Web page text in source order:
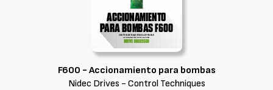
F600 - Accionamiento para bombas
Nidec Drives - Control Techniques